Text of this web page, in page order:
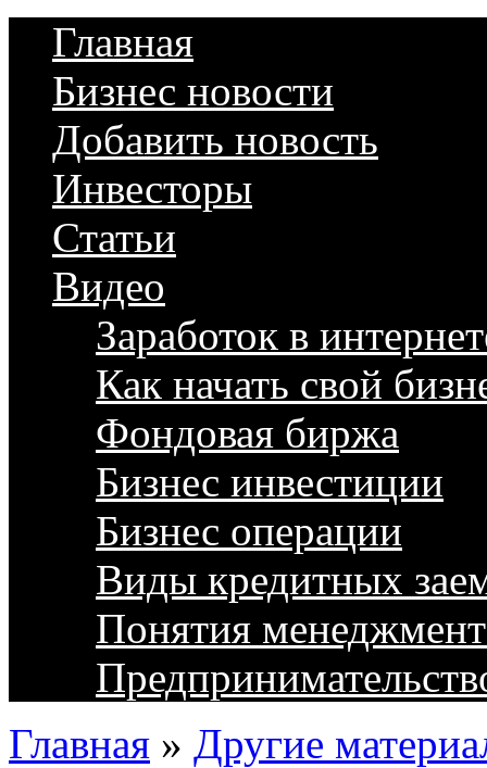
Главная
Бизнес новости
Добавить новость
Инвесторы
Статьи
Видео
Заработок в
Как начать свой
Фондовая биржа
Бизнес инвестиции
Бизнес операции
Виды кредитных
Понятия
Главная » Другие